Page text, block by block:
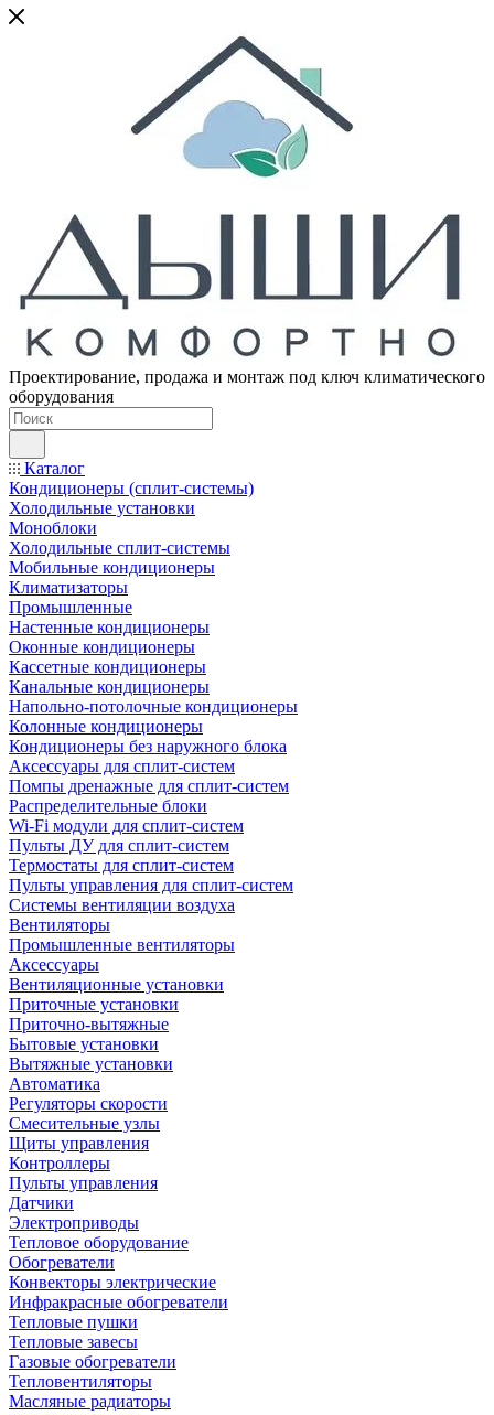
Проектирование, продажа и монтаж под ключ климатического
оборудования
Каталог
Кондиционеры (сплит-системы)
Холодильные установки
Моноблоки
Холодильные сплит-системы
Мобильные кондиционеры
Климатизаторы
Промышленные
Настенные кондиционеры
Оконные кондиционеры
Кассетные кондиционеры
Канальные кондиционеры
Напольно-потолочные кондиционеры
Колонные кондиционеры
Кондиционеры без наружного блока
Аксессуары для сплит-систем
Помпы дренажные для сплит-систем
Распределительные блоки
Wi-Fi модули для сплит-систем
Пульты ДУ для сплит-систем
Термостаты для сплит-систем
Пульты управления для сплит-систем
Системы вентиляции воздуха
Вентиляторы
Промышленные вентиляторы
Аксессуары
Вентиляционные установки
Приточные установки
Приточно-вытяжные
Бытовые установки
Вытяжные установки
Автоматика
Регуляторы скорости
Смесительные узлы
Щиты управления
Контроллеры
Пульты управления
Датчики
Электроприводы
Тепловое оборудование
Обогреватели
Конвекторы электрические
Инфракрасные обогреватели
Тепловые пушки
Тепловые завесы
Газовые обогреватели
Тепловентиляторы
Масляные радиаторы